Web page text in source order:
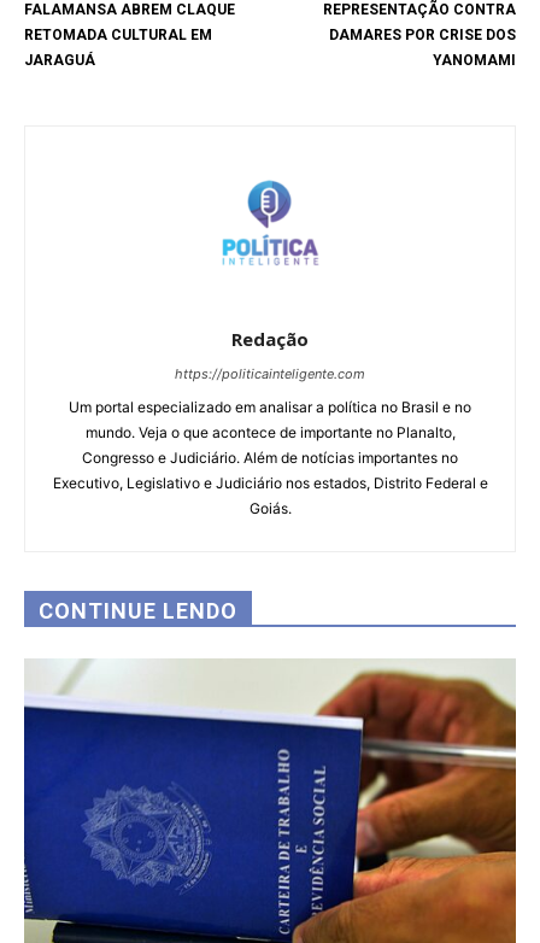
FALAMANSA ABREM CLAQUE
RETOMADA CULTURAL EM
JARAGUÁ
REPRESENTAÇÃO CONTRA
DAMARES POR CRISE DOS
YANOMAMI
Redação
https://politicainteligente.com
Um portal especializado em analisar a política no Brasil e no
mundo. Veja o que acontece de importante no Planalto,
Congresso e Judiciário. Além de notícias importantes no
Executivo, Legislativo e Judiciário nos estados, Distrito Federal e
Goiás.
CONTINUE LENDO